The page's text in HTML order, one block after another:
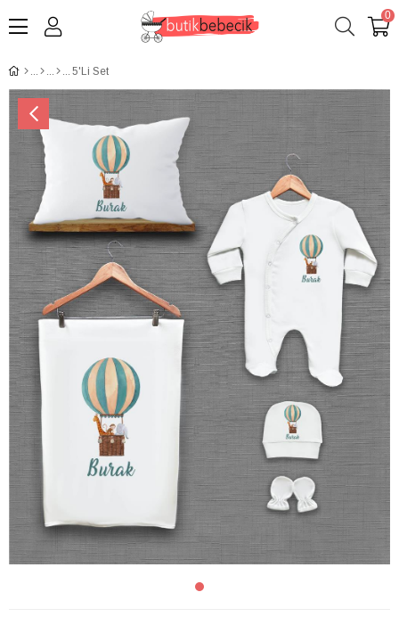
0
5'Li Set